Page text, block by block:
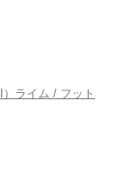
ライム / フット